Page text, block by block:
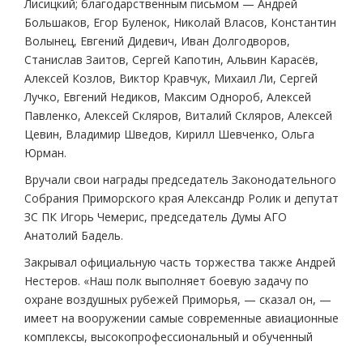
Лисицкий; благодарственным письмом — Андрей
Большаков, Егор Буленок, Николай Власов, Константин
Волынец, Евгений Дидевич, Иван Долгодворов,
Станислав Заитов, Сергей Капотин, Альвин Карасёв,
Алексей Козлов, Виктор Кравчук, Михаил Ли, Сергей
Лучко, Евгений Недиков, Максим Однороб, Алексей
Павленко, Алексей Скляров, Виталий Скляров, Алексей
Цевин, Владимир Шведов, Кирилл Шевченко, Ольга
Юрман.
Вручали свои награды председатель Законодательного
Собрания Приморского края Александр Ролик и депутат
ЗС ПК Игорь Чемерис, председатель Думы АГО
Анатолий Бадель.
Закрывал официальную часть торжества также Андрей
Нестеров. «Наш полк выполняет боевую задачу по
охране воздушных рубежей Приморья, — сказал он, —
имеет на вооружении самые современные авиационные
комплексы, высокопрофессиональный и обученный